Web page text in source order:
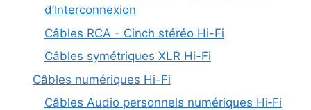
d’Interconnexion
Câbles RCA - Cinch stéréo Hi-Fi
Câbles symétriques XLR Hi-Fi
Câbles numériques Hi-Fi
Câbles Audio personnels numériques Hi‑Fi